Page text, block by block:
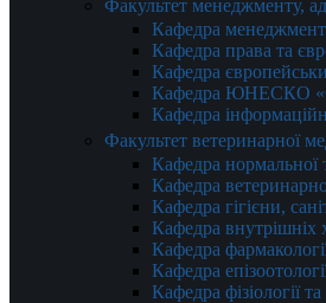
Факультет менеджменту,
Кафедра
Кафедра права та
Кафедра
Кафедра ЮНЕСКО
Кафедра
Факультет ветеринарної
Кафедра нормальної
Кафедра
Кафедра гігієни,
Кафедра внутрішніх
Кафедра
Кафедра
Кафедра фізіології